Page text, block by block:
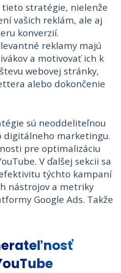
stratégie, nielenže
vašich reklám, ale aj
konverzií.
reklamy majú
a motivovať ich k
webovej stránky,
alebo dokončenie
sú neoddeliteľnou
digitálneho marketingu.
pre optimalizáciu
V ďalšej sekcii sa
týchto kampaní
nástrojov a metriky
Google Ads. Takže